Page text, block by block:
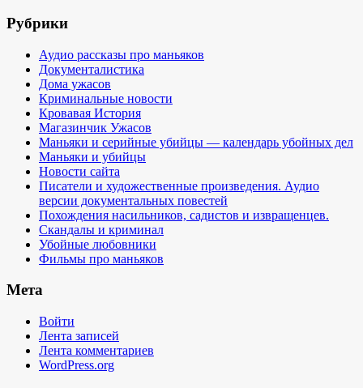
Рубрики
Аудио рассказы про маньяков
Документалистика
Дома ужасов
Криминальные новости
Кровавая История
Магазинчик Ужасов
Маньяки и серийные убийцы — календарь убойных дел
Маньяки и убийцы
Новости сайта
Писатели и художественные произведения. Аудио
версии документальных повестей
Похождения насильников, садистов и извращенцев.
Скандалы и криминал
Убойные любовники
Фильмы про маньяков
Мета
Войти
Лента записей
Лента комментариев
WordPress.org